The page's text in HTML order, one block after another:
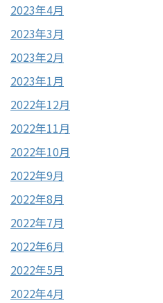
2023年4月
2023年3月
2023年2月
2023年1月
2022年12月
2022年11月
2022年10月
2022年9月
2022年8月
2022年7月
2022年6月
2022年5月
2022年4月